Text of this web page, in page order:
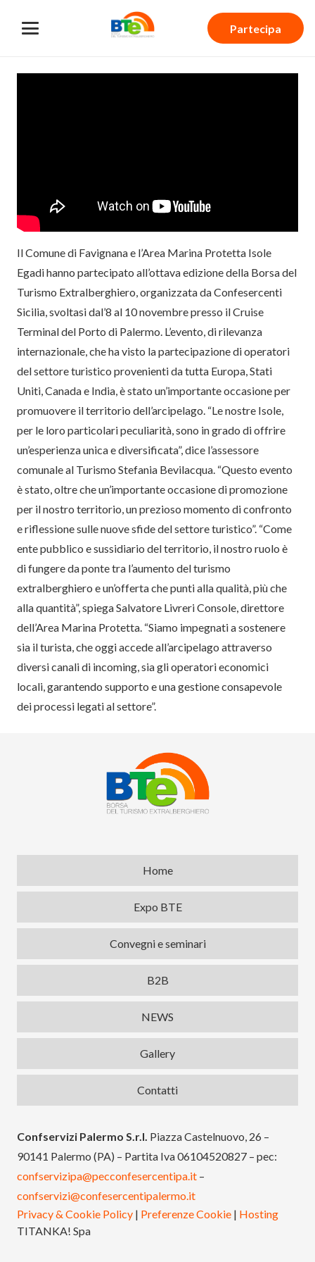
Partecipa
Il Comune di Favignana e l’Area Marina Protetta Isole
Egadi hanno partecipato all’ottava edizione della Borsa del
Turismo Extralberghiero, organizzata da Confesercenti
Sicilia, svoltasi dal’8 al 10 novembre presso il Cruise
Terminal del Porto di Palermo. L’evento, di rilevanza
internazionale, che ha visto la partecipazione di operatori
del settore turistico provenienti da tutta Europa, Stati
Uniti, Canada e India, è stato un’importante occasione per
promuovere il territorio dell’arcipelago. “Le nostre Isole,
per le loro particolari peculiarità, sono in grado di offrire
un’esperienza unica e diversificata”, dice l’assessore
comunale al Turismo Stefania Bevilacqua. “Questo evento
è stato, oltre che un’importante occasione di promozione
per il nostro territorio, un prezioso momento di confronto
e riflessione sulle nuove sfide del settore turistico”. “Come
ente pubblico e sussidiario del territorio, il nostro ruolo è
di fungere da ponte tra l’aumento del turismo
extralberghiero e un’offerta che punti alla qualità, più che
alla quantità”, spiega Salvatore Livreri Console, direttore
dell’Area Marina Protetta. “Siamo impegnati a sostenere
sia il turista, che oggi accede all’arcipelago attraverso
diversi canali di incoming, sia gli operatori economici
locali, garantendo supporto e una gestione consapevole
dei processi legati al settore”.
Home
Expo BTE
Convegni e seminari
B2B
NEWS
Gallery
Contatti
Confservizi Palermo S.r.l. Piazza Castelnuovo, 26 –
90141 Palermo (PA) – Partita Iva 06104520827 – pec:
confservizipa@pecconfesercentipa.it –
confservizi@confesercentipalermo.it
Privacy & Cookie Policy | Preferenze Cookie | Hosting
TITANKA! Spa